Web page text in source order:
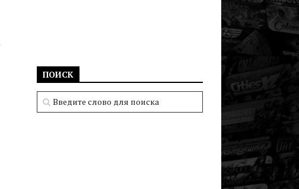
ПОИСК